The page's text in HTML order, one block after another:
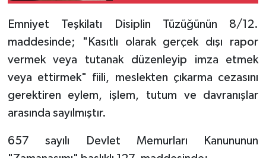
Emniyet Teşkilatı Disiplin Tüzüğünün 8/12.
maddesinde; "Kasıtlı olarak gerçek dışı rapor
vermek veya tutanak düzenleyip imza etmek
veya ettirmek" fiili, meslekten çıkarma cezasını
gerektiren eylem, işlem, tutum ve davranışlar
arasında sayılmıştır.
657 sayılı Devlet Memurları Kanununun